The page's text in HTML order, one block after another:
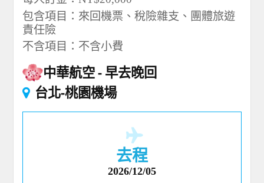
包含項目：來回機票、稅險雜支、團體旅遊
責任險
不含項目：不含小費
中華航空 早去晚回
台北-桃園機場
去程
2026/12/05